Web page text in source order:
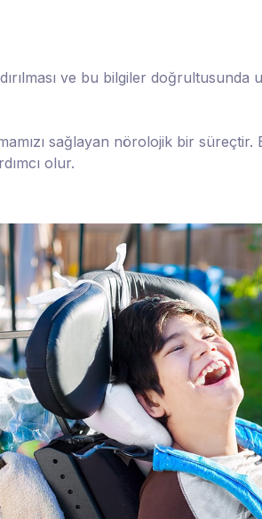
ve bu bilgiler doğrultusunda
sağlayan nörolojik bir
olur.